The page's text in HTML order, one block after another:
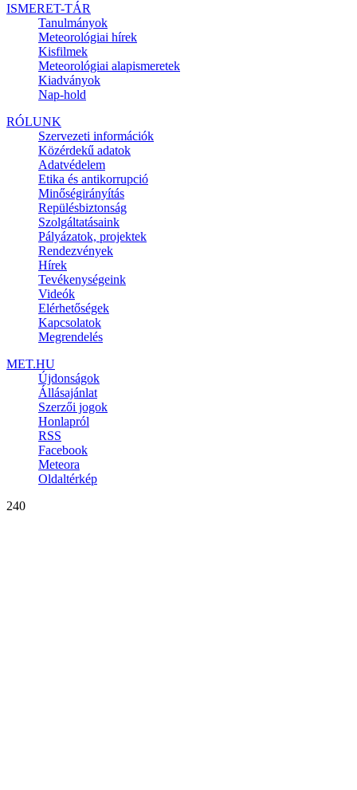
ISMERET-TÁR
Tanulmányok
Meteorológiai hírek
Kisfilmek
Meteorológiai alapismeretek
Kiadványok
Nap-hold
RÓLUNK
Szervezeti információk
Közérdekű adatok
Adatvédelem
Etika és antikorrupció
Minőségirányítás
Repülésbiztonság
Szolgáltatásaink
Pályázatok, projektek
Rendezvények
Hírek
Tevékenységeink
Videók
Elérhetőségek
Kapcsolatok
Megrendelés
MET.HU
Újdonságok
Állásajánlat
Szerzői jogok
Honlapról
RSS
Facebook
Meteora
Oldaltérkép
240